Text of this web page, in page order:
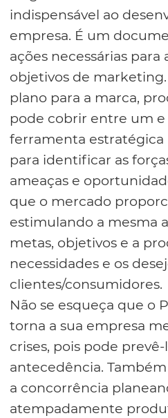
indispensável ao
empresa. É um
ações necessárias
objetivos de
plano para a marca,
pode cobrir entre um e
ferramenta
para identificar as
ameaças e
que o mercado
estimulando a mesma
metas, objetivos e a
necessidades e os
clientes/consumidores.
Não se esqueça que o
torna a sua empresa
crises, pois pode
antecedência.
a concorrência
atempadamente